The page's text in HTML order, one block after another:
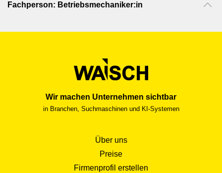
Fachperson: Betriebsmechaniker:in
Wir machen Unternehmen sichtbar
in Branchen, Suchmaschinen und KI-Systemen
Über uns
Preise
Firmenprofil erstellen